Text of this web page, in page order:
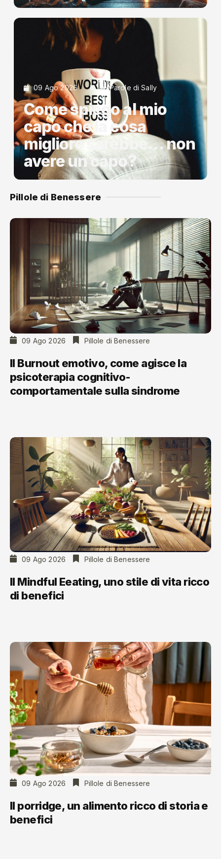
09 Ago 2026 Le Parole di Sally
Come spiego al mio
capo che la cosa
migliore sarebbe… non
avere un capo?
Pillole di Benessere
09 Ago 2026 Pillole di Benessere
Il Burnout emotivo, come agisce la
psicoterapia cognitivo-
comportamentale sulla sindrome
09 Ago 2026 Pillole di Benessere
Il Mindful Eeating, uno stile di vita ricco
di benefici
09 Ago 2026 Pillole di Benessere
Il porridge, un alimento ricco di storia e
benefici